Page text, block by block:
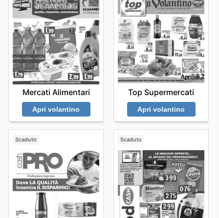
Mercati Alimentari
Apri volantino
Top Supermercati
Apri volantino
Scaduto Scaduto